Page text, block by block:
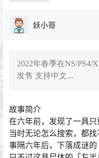
妖小哥
2022年春季在NS/PS4/
发售 支持中文...
故事简介
在六年前，发现了一具只
当时无论怎么搜索，都找
事隔六年后，下落成谜的